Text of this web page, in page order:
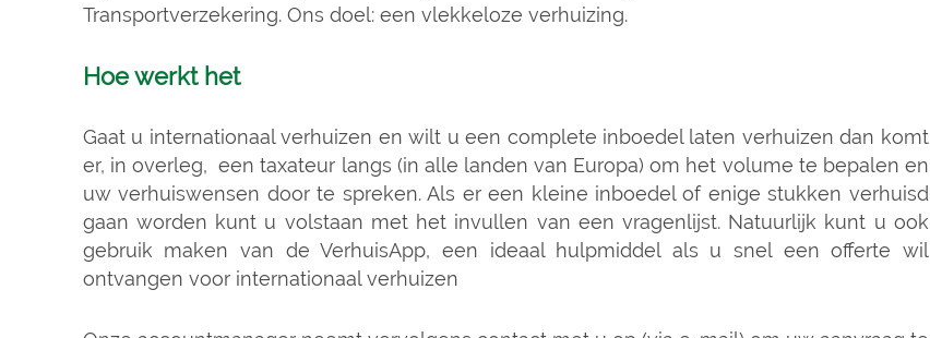
Transportverzekering. Ons doel: een vlekkeloze verhuizing.
Hoe werkt het
Gaat u internationaal verhuizen en wilt u een complete inboedel laten verhuizen dan komt
er, in overleg, een taxateur langs (in alle landen van Europa) om het volume te bepalen en
uw verhuiswensen door te spreken. Als er een kleine inboedel of enige stukken verhuisd
gaan worden kunt u volstaan met het invullen van een vragenlijst. Natuurlijk kunt u ook
gebruik maken van de VerhuisApp, een ideaal hulpmiddel als u snel een offerte wil
ontvangen voor internationaal verhuizen